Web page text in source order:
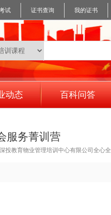
试 证书查询 我的证书
动态 百科问答
服务菁训营
投教育物业管理培训中心有限公司全心全